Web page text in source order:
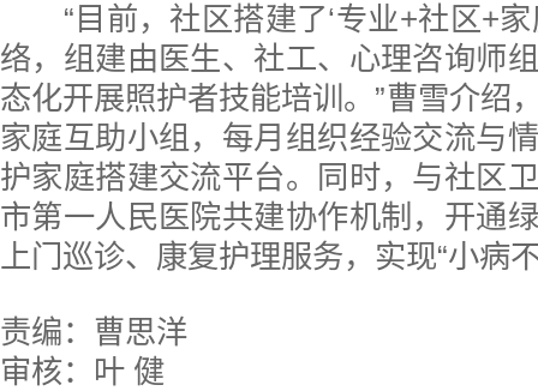
“目前，社区搭建了‘专业+社区+家
络，组建由医生、社工、心理咨询师
态化开展照护者技能培训。”曹雪介绍
家庭互助小组，每月组织经验交流与
护家庭搭建交流平台。同时，与社区
市第一人民医院共建协作机制，开通
上门巡诊、康复护理服务，实现“小病
责编：曹思洋
审核：叶 健